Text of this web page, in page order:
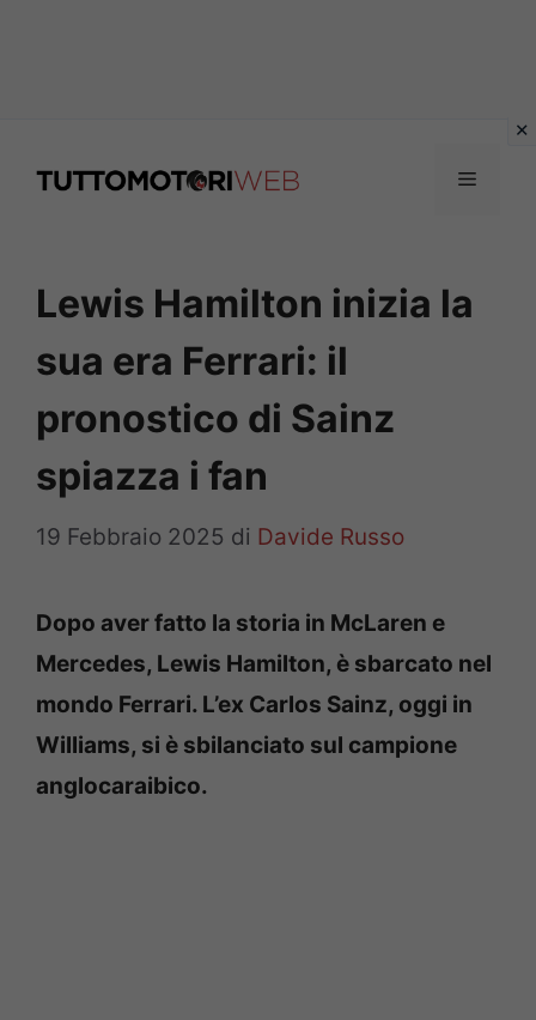
Menu
Lewis Hamilton inizia la
sua era Ferrari: il
pronostico di Sainz
spiazza i fan
19 Febbraio 2025 di Davide Russo
Dopo aver fatto la storia in McLaren e
Mercedes, Lewis Hamilton, è sbarcato nel
mondo Ferrari. L’ex Carlos Sainz, oggi in
Williams, si è sbilanciato sul campione
anglocaraibico.